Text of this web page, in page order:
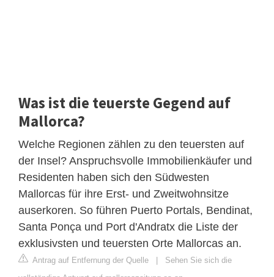
Was ist die teuerste Gegend auf
Mallorca?
Welche Regionen zählen zu den teuersten auf
der Insel? Anspruchsvolle Immobilienkäufer und
Residenten haben sich den Südwesten
Mallorcas für ihre Erst- und Zweitwohnsitze
auserkoren. So führen Puerto Portals, Bendinat,
Santa Ponça und Port d'Andratx die Liste der
exklusivsten und teuersten Orte Mallorcas an.
Antrag auf Entfernung der Quelle
Sehen Sie sich die